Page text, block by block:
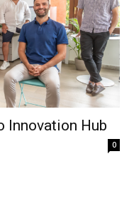
Innovation Hub
0